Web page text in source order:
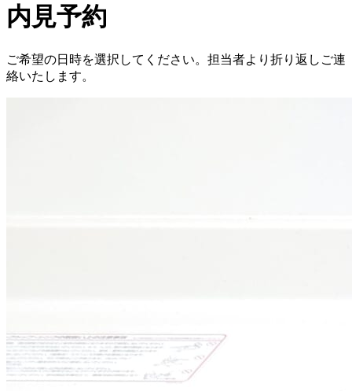
内見予約
ご希望の日時を選択してください。担当者より折り返しご連
絡いたします。